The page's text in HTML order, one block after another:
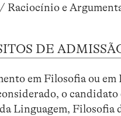
Raciocínio e
DE
em Filosofia ou
o
Linguagem, Filosofia